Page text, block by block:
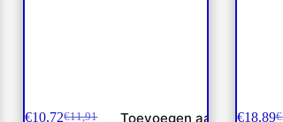
€11,91
€10,72 Toevoegen aan €
€18,89